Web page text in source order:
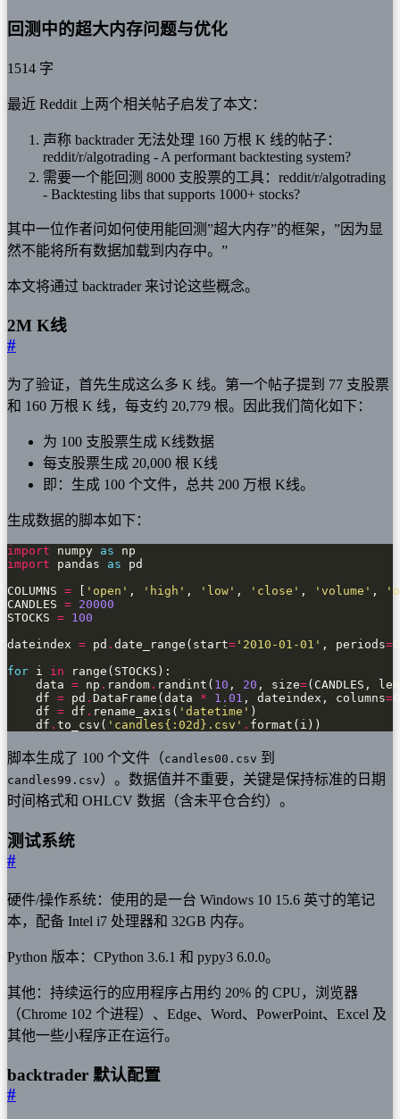
回测中的超大内存问题与优化
1514 字
最近 Reddit 上两个相关帖子启发了本文：
声称 backtrader 无法处理 160 万根 K 线的帖子：
reddit/r/algotrading - A performant backtesting system?
需要一个能回测 8000 支股票的工具：reddit/r/algotrading
- Backtesting libs that supports 1000+ stocks?
其中一位作者问如何使用能回测”超大内存”的框架，”因为显
然不能将所有数据加载到内存中。”
本文将通过 backtrader 来讨论这些概念。
2M K线
#
为了验证，首先生成这么多 K 线。第一个帖子提到 77 支股票
和 160 万根 K 线，每支约 20,779 根。因此我们简化如下：
为 100 支股票生成 K线数据
每支股票生成 20,000 根 K线
即：生成 100 个文件，总共 200 万根 K线。
生成数据的脚本如下：
import numpy as
import pandas as
COLUMNS = 'open' , 'high' , 'low' , 'close' , 'volume' ,
CANDLES = 20000
STOCKS = 100
dateindex = pd . date_range(start= '2010-01-01' , periods=
for i in
    data
= np . random . randint( 10 , 20 , size=
    df
= pd . DataFrame(data * 1.01 , dateindex, columns=
    df
= df . rename_axis( 'datetime'
    df
. to_csv( 'candles{:02d} .csv' . format(i))
脚本生成了 100 个文件（candles00.csv 到
candles99.csv）。数据值并不重要，关键是保持标准的日期
时间格式和 OHLCV 数据（含未平仓合约）。
测试系统
#
硬件/操作系统：使用的是一台 Windows 10 15.6 英寸的笔记
本，配备 Intel i7 处理器和 32GB 内存。
Python 版本：CPython 3.6.1 和 pypy3 6.0.0。
其他：持续运行的应用程序占用约 20% 的 CPU，浏览器
（Chrome 102 个进程）、Edge、Word、PowerPoint、Excel 及
其他一些小程序正在运行。
backtrader 默认配置
#